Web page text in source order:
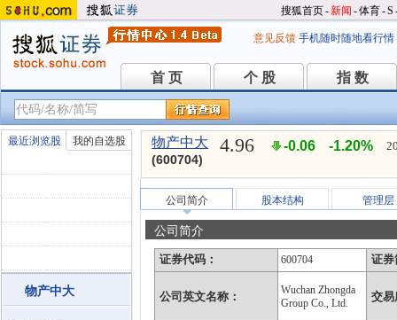
搜狐首页-新闻 -体育-S
意见反馈 手机随时随地看行情
首 页
首 页 个 股
个 股 指 数
指 数
最近浏览股 我的自选股
物产中大
物产中大
(600704)
4.96 -0.06 -1.20%
公司简介 股本结构 管理层
公司简介
证券代码： 600704 证券
公司英文名称：
Wuchan Zhongda
Group Co., Ltd.
交易